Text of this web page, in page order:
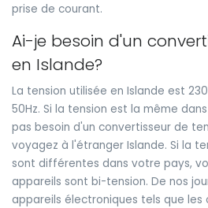
prise de courant.
Ai-je besoin d'un
en Islande?
La tension utilisée en Islande est
50Hz. Si la tension est la même
pas besoin d'un convertisseur de
voyagez à l'étranger Islande. Si la
sont différentes dans votre pays,
appareils sont bi-tension. De nos
appareils électroniques tels que